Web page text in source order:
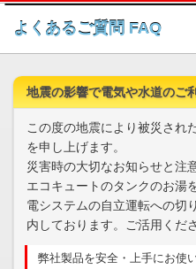
このペ
よくあるご質問 FAQ
地震の影響で電気や水道のご
この度の地震により被災され
を申し上げます。
災害時の大切なお知らせと注
エコキュートのタンクのお湯
電システムの自立運転への切
内しております。ご活用くださ
弊社製品を安全・上手にお使